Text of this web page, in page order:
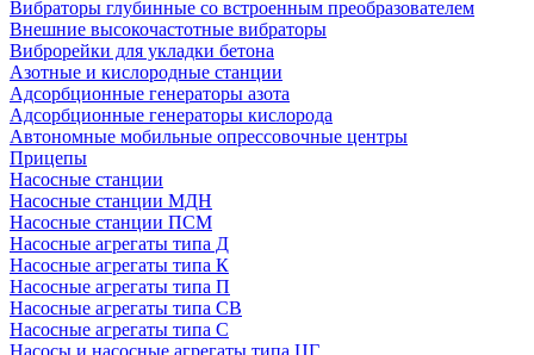
Вибраторы глубинные со встроенным преобразователем
Внешние высокочастотные вибраторы
Виброрейки для укладки бетона
Азотные и кислородные станции
Адсорбционные генераторы азота
Адсорбционные генераторы кислорода
Автономные мобильные опрессовочные центры
Прицепы
Насосные станции
Насосные станции МДН
Насосные станции ПСМ
Насосные агрегаты типа Д
Насосные агрегаты типа К
Насосные агрегаты типа П
Насосные агрегаты типа СВ
Насосные агрегаты типа С
Насосы и насосные агрегаты типа ЦГ